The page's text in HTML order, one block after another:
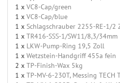
1 x VC8-Cap/green
1 x VC8-Cap/blue
1 x Schlagschrauber 2255-RE-1/2
1 x TR416-SSS-1/SW11/8,3/34mm
1 x LKW-Pump-Ring 19,5 Zoll
1 x Wetzstein-Handgriff 455a fein
2 x TP-Finish-Wax 5kg
1 x TP-MV-6-230T, Messing TECH